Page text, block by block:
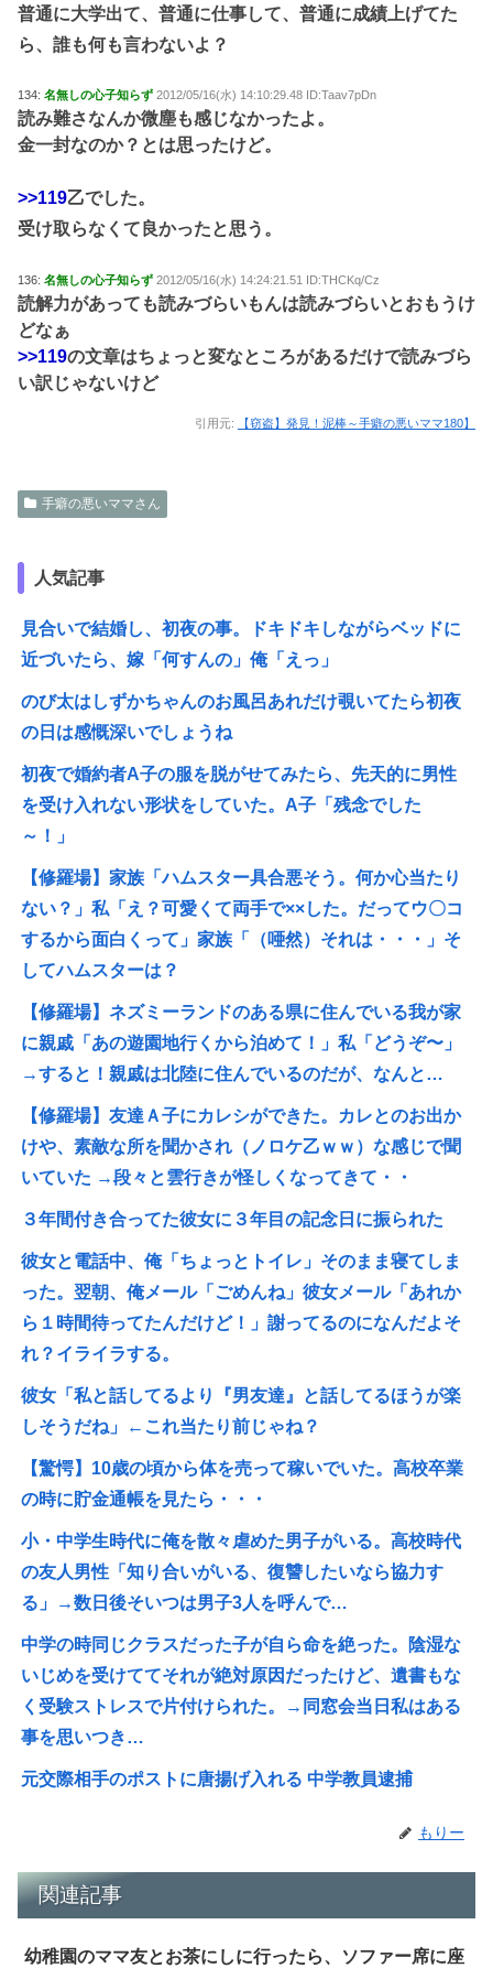
普通に大学出て、普通に仕事して、普通に成績上げてた
ら、誰も何も言わないよ？
134: 名無しの心子知らず 2012/05/16(水) 14:10:29.48 ID:Taav7pDn
読み難さなんか微塵も感じなかったよ。
金一封なのか？とは思ったけど。
>>119乙でした。
受け取らなくて良かったと思う。
136: 名無しの心子知らず 2012/05/16(水) 14:24:21.51 ID:THCKq/Cz
読解力があっても読みづらいもんは読みづらいとおもうけ
どなぁ
>>119の文章はちょっと変なところがあるだけで読みづら
い訳じゃないけど
引用元: 【窃盗】発見！泥棒～手癖の悪いママ180】
手癖の悪いママさん
人気記事
見合いで結婚し、初夜の事。ドキドキしながらベッドに
近づいたら、嫁「何すんの」俺「えっ」
のび太はしずかちゃんのお風呂あれだけ覗いてたら初夜
の日は感慨深いでしょうね
初夜で婚約者A子の服を脱がせてみたら、先天的に男性
を受け入れない形状をしていた。A子「残念でした
～！」
【修羅場】家族「ハムスター具合悪そう。何か心当たり
ない？」私「え？可愛くて両手で××した。だってウ〇コ
するから面白くって」家族「（唖然）それは・・・」そ
してハムスターは？
【修羅場】ネズミーランドのある県に住んでいる我が家
に親戚「あの遊園地行くから泊めて！」私「どうぞ〜」
→すると！親戚は北陸に住んでいるのだが、なんと…
【修羅場】友達Ａ子にカレシができた。カレとのお出か
けや、素敵な所を聞かされ（ノロケ乙ｗｗ）な感じで聞
いていた →段々と雲行きが怪しくなってきて・・
３年間付き合ってた彼女に３年目の記念日に振られた
彼女と電話中、俺「ちょっとトイレ」そのまま寝てしま
った。翌朝、俺メール「ごめんね」彼女メール「あれか
ら１時間待ってたんだけど！」謝ってるのになんだよそ
れ？イライラする。
彼女「私と話してるより『男友達』と話してるほうが楽
しそうだね」←これ当たり前じゃね？
【驚愕】10歳の頃から体を売って稼いでいた。高校卒業
の時に貯金通帳を見たら・・・
小・中学生時代に俺を散々虐めた男子がいる。高校時代
の友人男性「知り合いがいる、復讐したいなら協力す
る」→数日後そいつは男子3人を呼んで…
中学の時同じクラスだった子が自ら命を絶った。陰湿な
いじめを受けててそれが絶対原因だったけど、遺書もな
く受験ストレスで片付けられた。→同窓会当日私はある
事を思いつき…
元交際相手のポストに唐揚げ入れる 中学教員逮捕
もりー
関連記事
幼稚園のママ友とお茶にしに行ったら、ソファー席に座